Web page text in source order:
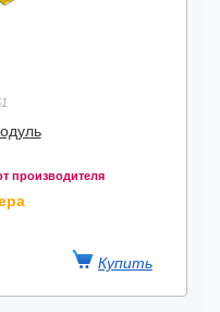
производителя